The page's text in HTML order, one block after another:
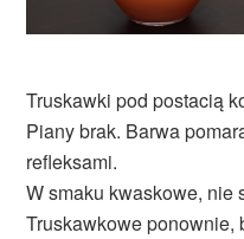
Truskawki pod postacią
Piany brak. Barwa
refleksami.
W smaku kwaskowe, nie
Truskawkowe ponownie,